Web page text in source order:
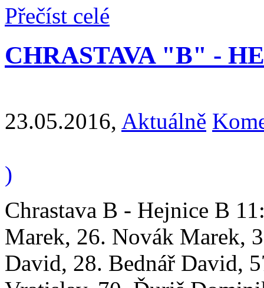
Přečíst celé
CHRASTAVA "B" -
23.05.2016, Aktuálně
)
Chrastava B - Hejnice B
Marek, 26. Novák Marek,
David, 28. Bednář David,